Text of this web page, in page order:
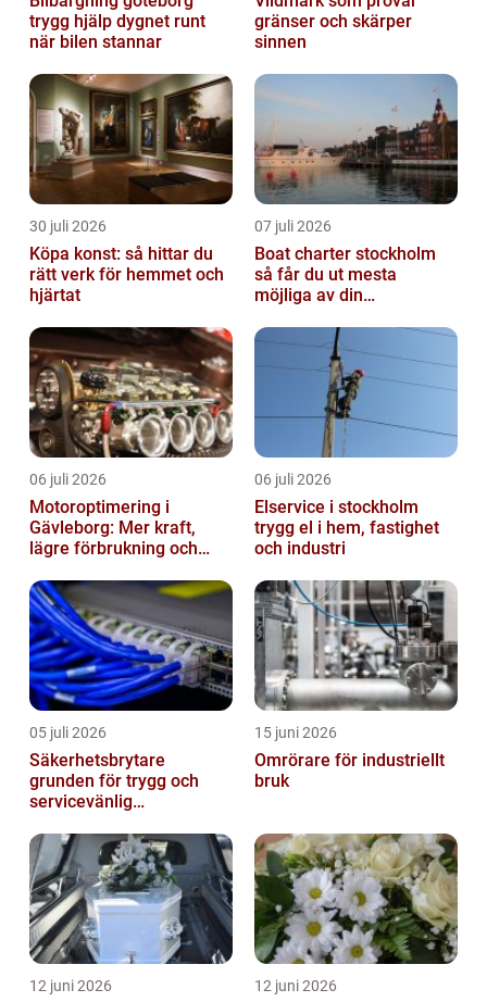
trygg hjälp dygnet runt
när bilen stannar
gränser och skärper
sinnen
30 juli 2026
Köpa konst: så hittar du
rätt verk för hemmet och
hjärtat
07 juli 2026
Boat charter stockholm
så får du ut mesta
möjliga av din
06 juli 2026
Motoroptimering i
Gävleborg: Mer kraft,
lägre förbrukning och
06 juli 2026
Elservice i stockholm
trygg el i hem, fastighet
och industri
05 juli 2026
Säkerhetsbrytare
grunden för trygg och
servicevänlig
15 juni 2026
Omrörare för industriellt
bruk
12 juni 2026 12 juni 2026